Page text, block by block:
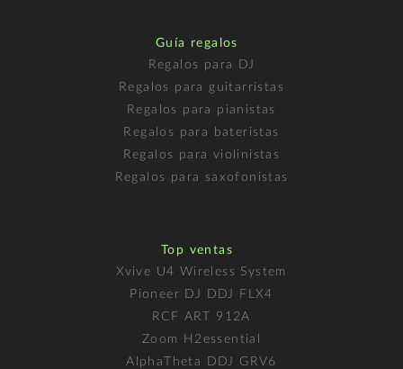
Guía regalos
Regalos para DJ
Regalos para guitarristas
Regalos para pianistas
Regalos para bateristas
Regalos para violinistas
Regalos para saxofonistas
Top ventas
Xvive U4 Wireless System
Pioneer DJ DDJ FLX4
RCF ART 912A
Zoom H2essential
AlphaTheta DDJ GRV6